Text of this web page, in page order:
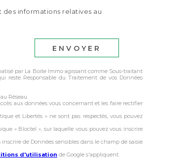
informations relatives au
ENVOYER
par La Boite Immo agissant comme Sous-traitant
reste Responsable du Traitement de vos Données
Réseau.
aux données vous concernant et les faire rectifier
et Libertés » ne sont pas respectés, vous pouvez
« Bloctel », sur laquelle vous pouvez vous inscrire
de Données sensibles dans le champ de saisie
d'utilisation de Google s'appliquent.